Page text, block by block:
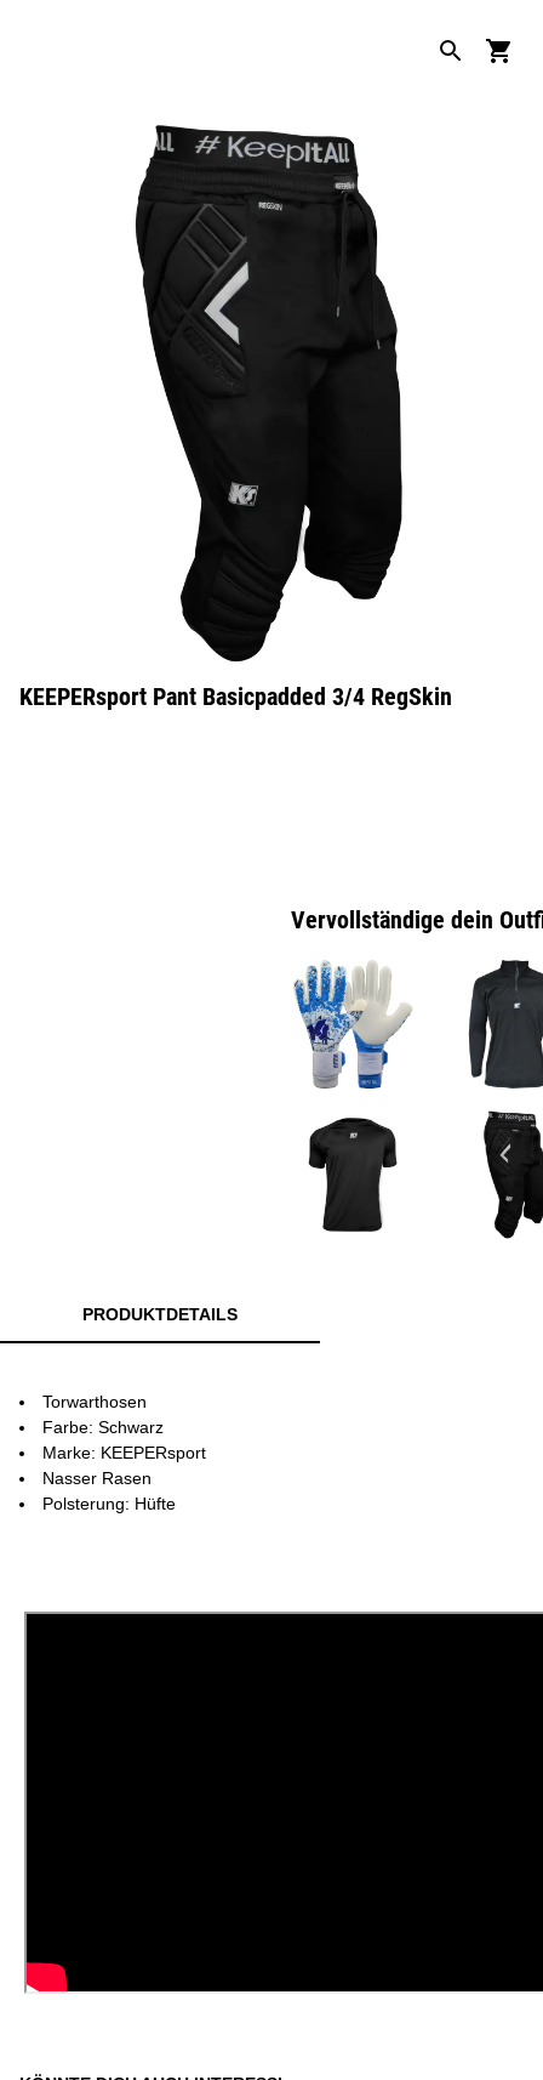
KEEPERsport Pant Basicpadded 3/4 RegSkin
Vervollständige dein
PRODUKTDETAILS
Torwarthosen
Farbe: Schwarz
Marke: KEEPERsport
Nasser Rasen
Polsterung: Hüfte